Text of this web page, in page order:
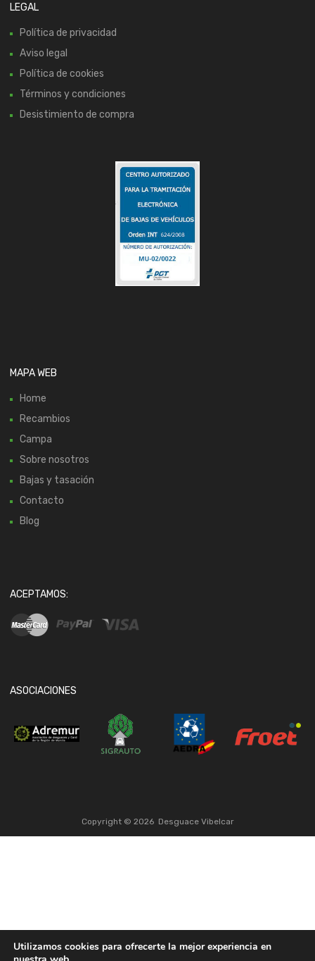
LEGAL
Política de privacidad
Aviso legal
Política de cookies
Términos y condiciones
Desistimiento de compra
MAPA WEB
Home
Recambios
Campa
Sobre nosotros
Bajas y tasación
Contacto
Blog
ACEPTAMOS:
ASOCIACIONES
Copyright © 2026 Desguace Vibelcar
Utilizamos cookies para ofrecerte la mejor experiencia en